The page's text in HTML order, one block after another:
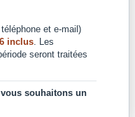
ou de retirer son
certaines caractéristiques
de
et e-mail)
inclus. Les
seront traitées
souhaitons un